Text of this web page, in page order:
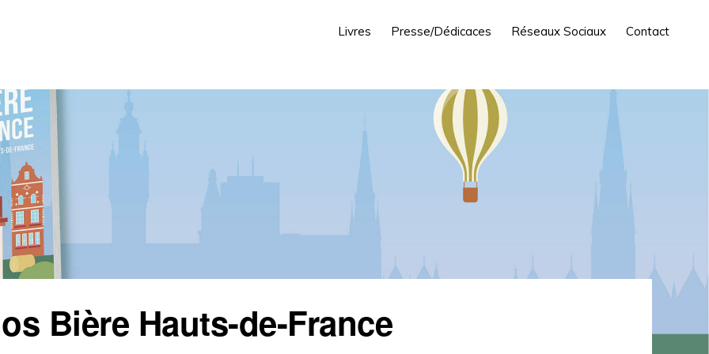
la patrie de la bière !
Livres Presse/Dédicaces Réseaux Sociaux Contact
Bière Hauts-de-France